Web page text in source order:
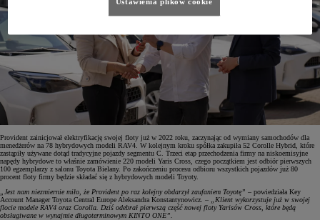
Provident zainicjował elektryfikację swojej floty już w 2022 roku, zaczynając od wymiany samochodów dla
menedżerów na 78 hybrydowych modeli RAV4. W kolejnym kroku spółka zakupiła 52 Corolle Hybrid, które
zastąpiły używane dotąd tradycyjne pojazdy segmentu C. Trzeci etap przechodzenia firmy na niskoemisyjne
napędy hybrydowe to właśnie zamówienie 220 modeli Yaris Cross, czego początkiem jest odbiór pierwszych
100 egzemplarzy z salonu Toyota Bielany. Po zakończeniu procesu odbioru wszystkich pojazdów już 80
procent floty firmy będzie składać się z hybrydowych modeli Toyoty.
„Jest nam niezmiernie miło, że Provident po raz kolejny obdarzył zaufaniem Toyotę” – powiedziała Key
Account Manager Toyota Central Europe Aleksandra Konstantynowicz. –
„Klient wykorzystuje już w swojej
flocie modele RAV4 oraz Corolla. Dziś odebrał pierwszą część nowej floty Yarisów Cross, które będą
obsługiwane w wynajmie długoterminowym KINTO ONE”.